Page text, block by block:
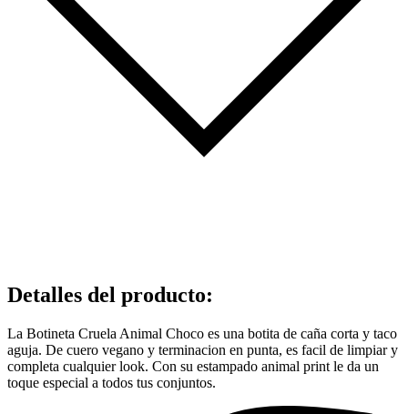
Detalles del producto:
La Botineta Cruela Animal Choco es una botita de caña corta y taco
aguja. De cuero vegano y terminacion en punta, es facil de limpiar y
completa cualquier look. Con su estampado animal print le da un
toque especial a todos tus conjuntos.